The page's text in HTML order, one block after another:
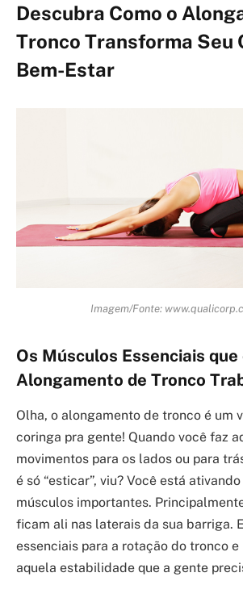
Descubra Como o
Tronco Transforma Seu
Bem-Estar
Imagem/Fonte:
Os Músculos Essenciais que
Alongamento de Tronco
Olha, o alongamento de tronco é um
coringa pra gente! Quando você faz
movimentos para os lados ou para
é só “esticar”, viu? Você está
músculos importantes.
ficam ali nas laterais da sua barriga.
essenciais para a rotação do tronco
aquela estabilidade que a gente